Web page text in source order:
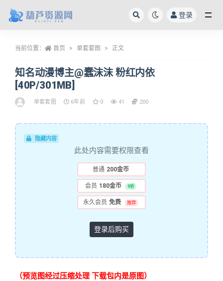
登录
当前位置： 首页 单套套图 正文
知名动漫博主@蠢沫沫 粉红内依
[40P/301MB]
单套套图 6年前 0 41 200
隐藏内容
此处内容需要权限查看
普通 200金币
会员 180金币 9折
永久会员 免费 推荐
登录后购买
（预览图经过压缩处理 下载包内是原图）